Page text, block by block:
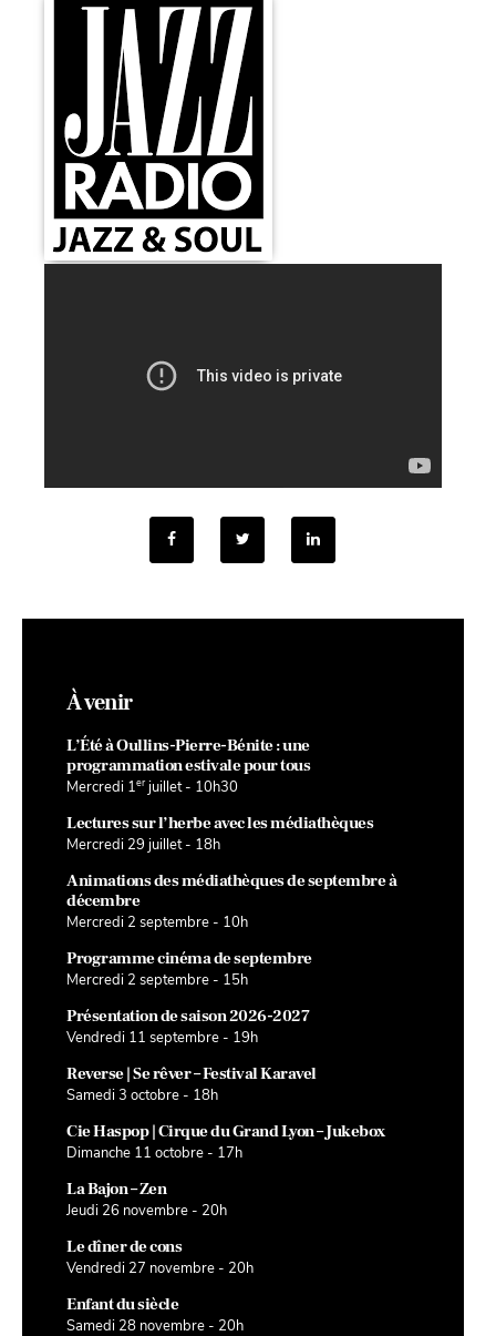
À venir
L’Été à Oullins-Pierre-Bénite : une
programmation estivale pour tous
Mercredi 1er juillet - 10h30
Lectures sur l’herbe avec les médiathèques
Mercredi 29 juillet - 18h
Animations des médiathèques de septembre à
décembre
Mercredi 2 septembre - 10h
Programme cinéma de septembre
Mercredi 2 septembre - 15h
Présentation de saison 2026-2027
Vendredi 11 septembre - 19h
Reverse | Se rêver – Festival Karavel
Samedi 3 octobre - 18h
Cie Haspop | Cirque du Grand Lyon – Jukebox
Dimanche 11 octobre - 17h
La Bajon – Zen
Jeudi 26 novembre - 20h
Le dîner de cons
Vendredi 27 novembre - 20h
Enfant du siècle
Samedi 28 novembre - 20h